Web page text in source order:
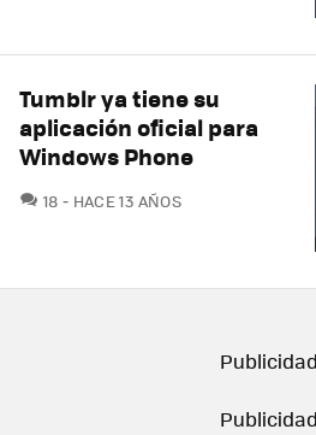
Tumblr ya tiene su
aplicación oficial para
Windows Phone
18 COMENTARIOS
HACE 13 AÑOS